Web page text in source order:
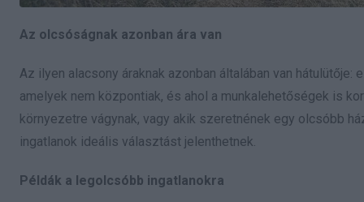
Az olcsóságnak azonban ára van
Az ilyen alacsony áraknak azonban általában van
amelyek nem központiak, és ahol a munkalehetőségek is
környezetre vágynak, vagy akik szeretnének egy olcsóbb
ingatlanok ideális választást jelenthetnek.
Példák a legolcsóbb ingatlanokra